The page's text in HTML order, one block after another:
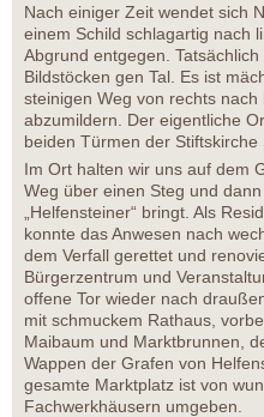
Nach einiger Zeit wendet sich
einem Schild schlagartig nach
Abgrund entgegen.
Bildstöcken gen Tal. Es ist
steinigen Weg von rechts nach
abzumildern. Der eigentliche
beiden Türmen der
Im Ort halten wir uns auf dem
Weg über einen Steg und
„Helfensteiner“ bringt. Als
konnte das Anwesen nach
dem Verfall gerettet und
Bürgerzentrum und
offene Tor wieder nach
mit schmuckem Rathaus,
Maibaum und Marktbrunnen,
Wappen der Grafen von
gesamte Marktplatz ist von
Fachwerkhäusern umgeben.